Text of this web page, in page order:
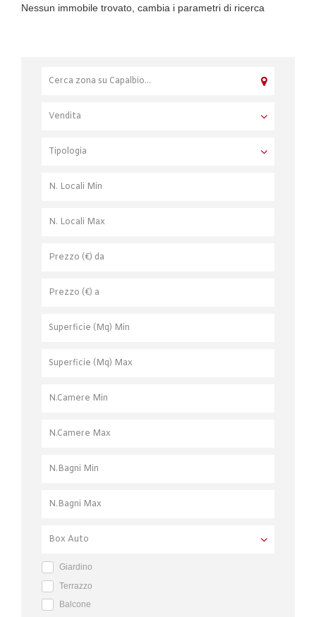
Nessun immobile trovato, cambia i parametri di ricerca
Giardino
Terrazzo
Balcone